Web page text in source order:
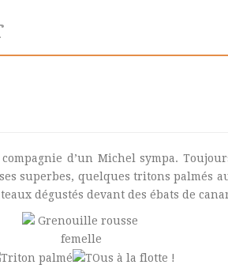
d’un Michel sympa.
superbes, quelques tritons palmés
dégustés devant des ébats de